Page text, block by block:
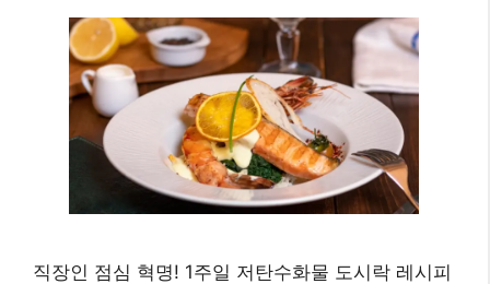
직장인 점심 혁명! 1주일 저탄수화물 도시락 레시피